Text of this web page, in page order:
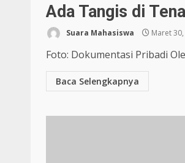
Ada Tangis di
Suara Mahasiswa Maret
Foto: Dokumentasi Pribadi
Baca Selengkapnya